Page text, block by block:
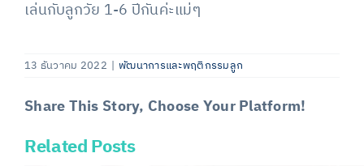
เล่นกับลูกวัย 1-6 ปีกันค่ะแม่ๆ
13 ธันวาคม 2022 | พัฒนาการและพฤติกรรมลูก
Share This Story, Choose Your Platform!
Facebook
X
LinkedIn
Email
Related Posts